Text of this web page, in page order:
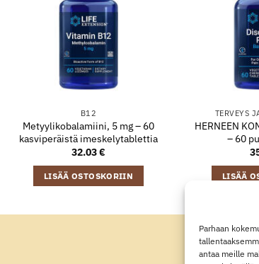
Parhaan
antaa meille
B12
Metyylikobalamiini, 5 mg – 60
kasviperäistä imeskelytablettia
32.03€
LISÄÄ OSTOSKORIIN
TERVEYS
HERNEEN
– 60
LISÄÄ